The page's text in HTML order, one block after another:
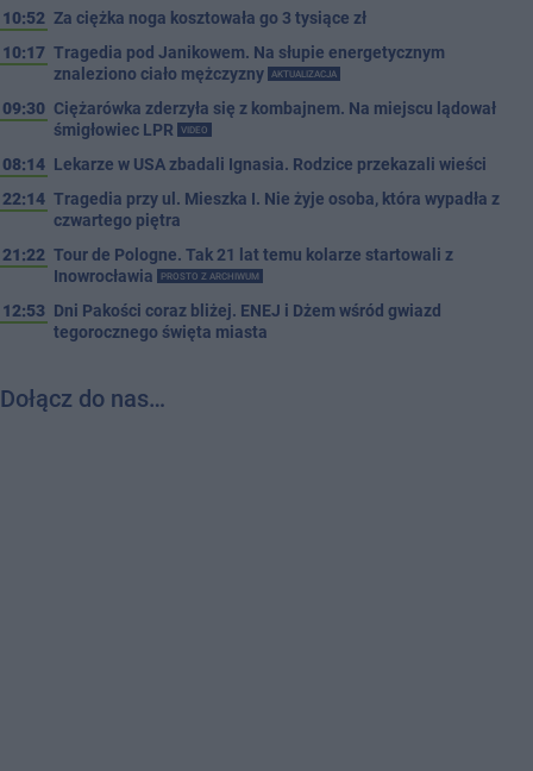
10:52 Za ciężka noga kosztowała go 3 tysiące zł
10:17 Tragedia pod Janikowem. Na słupie energetycznym
znaleziono ciało mężczyzny
AKTUALIZACJA
09:30 Ciężarówka zderzyła się z kombajnem. Na miejscu lądował
śmigłowiec LPR
VIDEO
08:14 Lekarze w USA zbadali Ignasia. Rodzice przekazali wieści
22:14 Tragedia przy ul. Mieszka I. Nie żyje osoba, która wypadła z
czwartego piętra
21:22 Tour de Pologne. Tak 21 lat temu kolarze startowali z
Inowrocławia
PROSTO Z ARCHIWUM
12:53 Dni Pakości coraz bliżej. ENEJ i Dżem wśród gwiazd
tegorocznego święta miasta
Dołącz do nas…